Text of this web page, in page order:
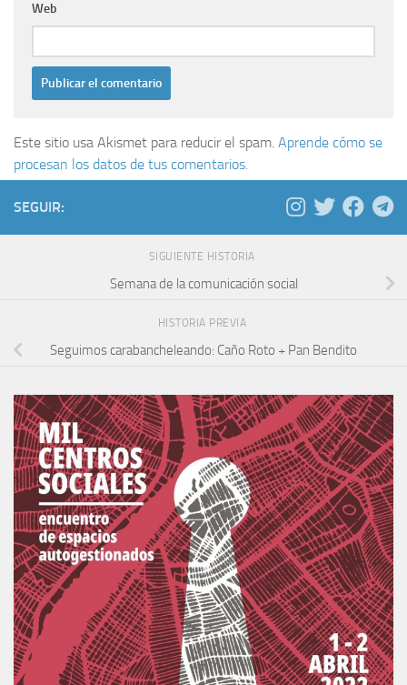
Web
Este sitio usa Akismet para reducir el spam. Aprende cómo se
procesan los datos de tus comentarios.
SEGUIR:
SIGUIENTE HISTORIA
Semana de la comunicación social
HISTORIA PREVIA
Seguimos carabancheleando: Caño Roto + Pan Bendito